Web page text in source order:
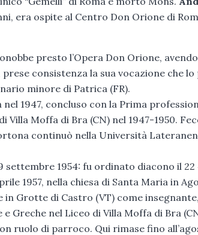
era ospite al Centro Don Orione di
presto l’Opera Don Orione,
consistenza la sua vocazione che
minore di Patrica (FR).
1947, concluso con la Prima
Moffa di Bra (CN) nel 1947-1950.
continuò nella Università
1954: fu ordinato diacono il 22
1957, nella chiesa di Santa Maria in
in Grotte di Castro (VT) come
nel Liceo di Villa Moffa di Bra
ruolo di parroco. Qui rimase fino